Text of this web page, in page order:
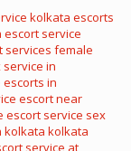
kolkata escorts
escort service
services female
service in
escorts in
escort near
escort service sex
kolkata kolkata
service at